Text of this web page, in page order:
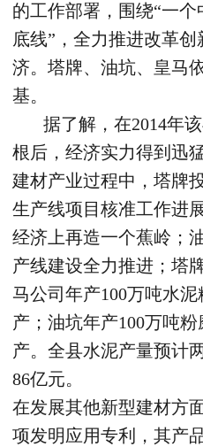
的工作部署，围绕“一
底线”，全力推进改革
济。塔牌、油坑、皇马
基。
据了解，在2014年该
根后，经济实力得到迅
建材产业过程中，塔牌
生产线项目核准工作进
经济上再造一个蕉岭；
产线建设全力推进；塔
马公司年产100万吨水
产；油坑年产100万吨
产。全县水泥产量预计
86亿元。
在发展其他新型建材方
项发明应用专利，其产